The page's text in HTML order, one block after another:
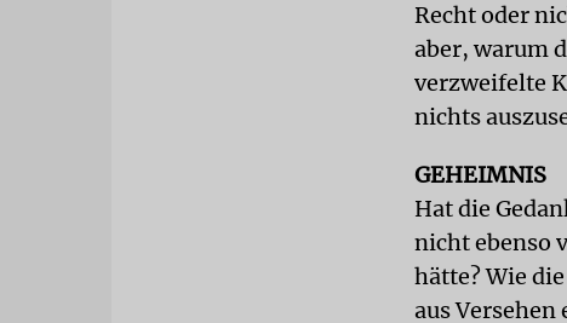
Recht oder
aber, warum
verzweifelte
nichts
GEHEIMNIS
Hat die
nicht ebenso
hätte? Wie
aus